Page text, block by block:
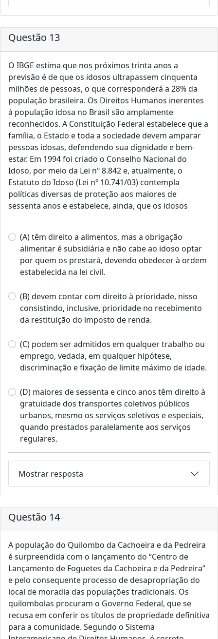
Questão 13
O IBGE estima que nos próximos trinta anos a
previsão é de que os idosos ultrapassem cinquenta
milhões de pessoas, o que corresponderá a 28% da
população brasileira. Os Direitos Humanos inerentes
à população idosa no Brasil são amplamente
reconhecidos. A Constituição Federal estabelece que a
família, o Estado e toda a sociedade devem amparar
pessoas idosas, defendendo sua dignidade e bem-
estar. Em 1994 foi criado o Conselho Nacional do
Idoso, por meio da Lei nº 8.842 e, atualmente, o
Estatuto do Idoso (Lei nº 10.741/03) contempla
políticas diversas de proteção aos maiores de
sessenta anos e estabelece, ainda, que os idosos
(A) têm direito a alimentos, mas a obrigação
alimentar é subsidiária e não cabe ao idoso optar
por quem os prestará, devendo obedecer à ordem
estabelecida na lei civil.
(B) devem contar com direito à prioridade, nisso
consistindo, inclusive, prioridade no recebimento
da restituição do imposto de renda.
(C) podem ser admitidos em qualquer trabalho ou
emprego, vedada, em qualquer hipótese,
discriminação e fixação de limite máximo de idade.
(D) maiores de sessenta e cinco anos têm direito à
gratuidade dos transportes coletivos públicos
urbanos, mesmo os serviços seletivos e especiais,
quando prestados paralelamente aos serviços
regulares.
Mostrar resposta
Questão 14
A população do Quilombo da Cachoeira e da Pedreira
é surpreendida com o lançamento do “Centro de
Lançamento de Foguetes da Cachoeira e da Pedreira”
e pelo consequente processo de desapropriação do
local de moradia das populações tradicionais. Os
quilombolas procuram o Governo Federal, que se
recusa em conferir os títulos de propriedade definitiva
para a comunidade. Segundo o Sistema